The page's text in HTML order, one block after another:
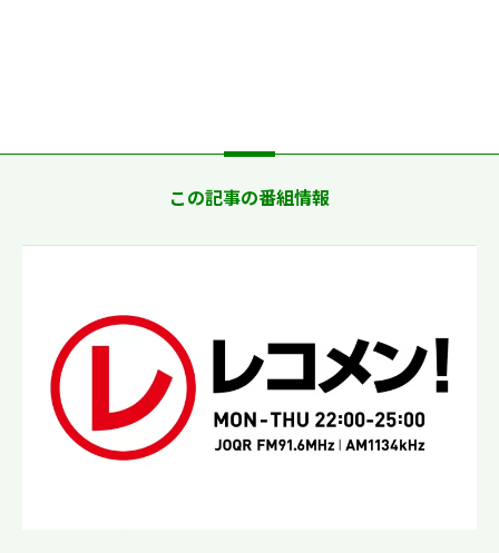
この記事の番組情報